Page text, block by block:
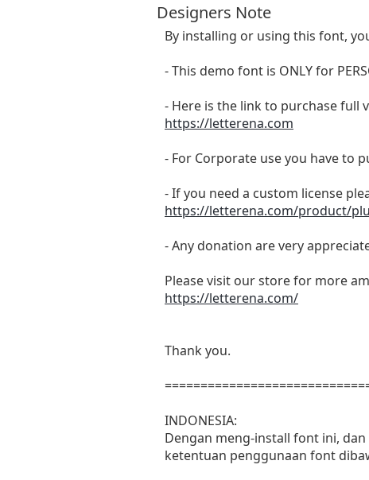
Designers Note
By installing or using this font,
- This demo font is ONLY for
- Here is the link to purchase full
https://letterena.com
- For Corporate use you have to
- If you need a custom license
https://letterena.com/product/
- Any donation are very
Please visit our store for more
https://letterena.com/
Thank you.
INDONESIA:
Dengan meng-install font ini,
ketentuan penggunaan font